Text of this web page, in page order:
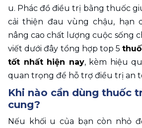
u. Phác đồ điều trị bằng thuốc
cải thiện đau vùng chậu, hạn
nâng cao chất lượng cuộc sống
viết dưới đây tổng hợp top 5
tốt nhất hiện nay, kèm hiệu
quan trọng để hỗ trợ điều trị an
Khi nào cần dùng thuốc
cung?
Nếu khối u của bạn còn nhỏ